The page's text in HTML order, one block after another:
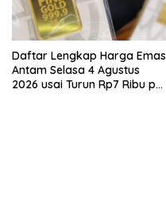
Daftar Lengkap Harga Emas
Antam Selasa 4 Agustus
2026 usai Turun Rp7 Ribu per